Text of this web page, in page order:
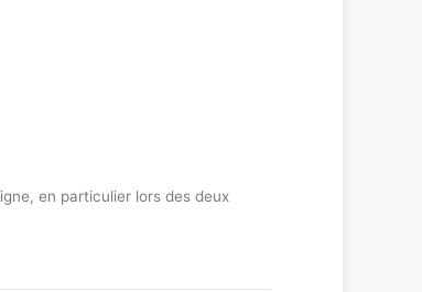
en particulier lors des deux